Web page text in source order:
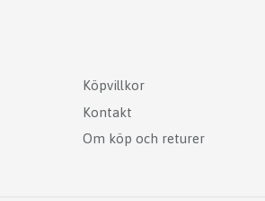
Köpvillkor
Kontakt
Om köp och returer